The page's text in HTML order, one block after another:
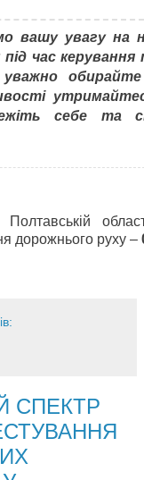
вашу увагу на
час
уважно
себе та
дорожнього руху –
СПЕКТР